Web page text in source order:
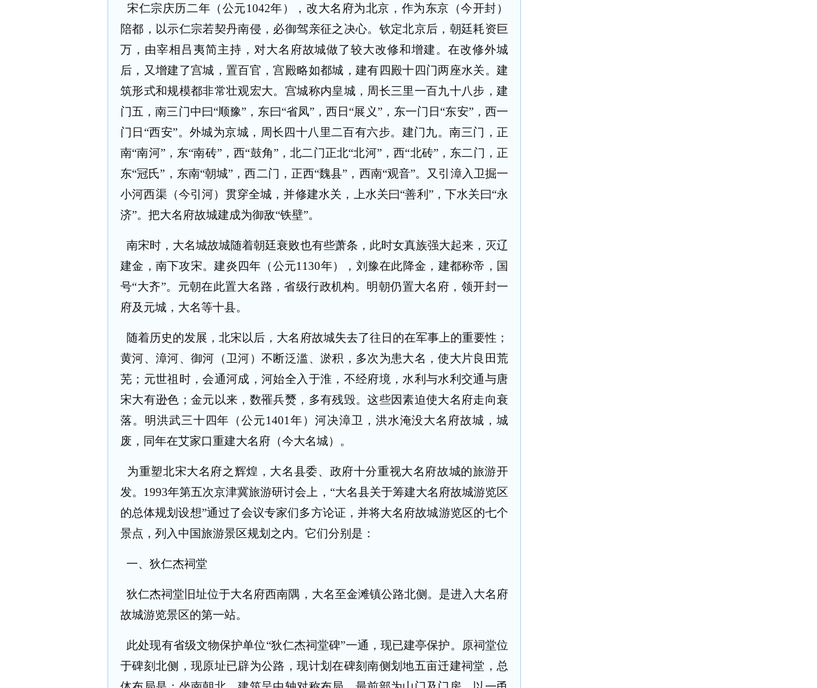
宋仁宗庆历二年（公元1042年），改大名府为北京，作为东京（今开封）
陪都，以示仁宗若契丹南侵，必御驾亲征之决心。钦定北京后，朝廷耗资巨
万，由宰相吕夷简主持，对大名府故城做了较大改修和增建。在改修外城
后，又增建了宫城，置百官，宫殿略如都城，建有四殿十四门两座水关。建
筑形式和规模都非常壮观宏大。宫城称内皇城，周长三里一百九十八步，建
门五，南三门中曰“顺豫”，东曰“省凤”，西日“展义”，东一门日“东安”，西一
门日“西安”。外城为京城，周长四十八里二百有六步。建门九。南三门，正
南“南河”，东“南砖”，西“鼓角”，北二门正北“北河”，西“北砖”，东二门，正
东“冠氏”，东南“朝城”，西二门，正西“魏县”，西南“观音”。又引漳入卫掘一
小河西渠（今引河）贯穿全城，并修建水关，上水关曰“善利”，下水关曰“永
济”。把大名府故城建成为御敌“铁壁”。
南宋时，大名城故城随着朝廷衰败也有些萧条，此时女真族强大起来，灭辽
建金，南下攻宋。建炎四年（公元1130年），刘豫在此降金，建都称帝，国
号“大齐”。元朝在此置大名路，省级行政机构。明朝仍置大名府，领开封一
府及元城，大名等十县。
随着历史的发展，北宋以后，大名府故城失去了往日的在军事上的重要性；
黄河、漳河、御河（卫河）不断泛滥、淤积，多次为患大名，使大片良田荒
芜；元世祖时，会通河成，河始全入于淮，不经府境，水利与水利交通与唐
宋大有逊色；金元以来，数罹兵燹，多有残毁。这些因素迫使大名府走向衰
落。明洪武三十四年（公元1401 年）河决漳卫，洪水淹没大名府故城，城
废，同年在艾家口重建大名府（今大名城）。
为重塑北宋大名府之辉煌，大名县委、政府十分重视大名府故城的旅游开
发。 1993年第五次京津冀旅游研讨会上，“大名县关于筹建大名府故城游览区
的总体规划设想”通过了会议专家们多方论证，并将大名府故城游览区的七个
景点，列入中国旅游景区规划之内。它们分别是：
一、狄仁杰祠堂
狄仁杰祠堂旧址位于大名府西南隅，大名至金滩镇公路北侧。是进入大名府
故城游览景区的第一站。
此处现有省级文物保护单位“狄仁杰祠堂碑”一通，现已建亭保护。原祠堂位
于碑刻北侧，现原址已辟为公路，现计划在碑刻南侧划地五亩迁建祠堂，总